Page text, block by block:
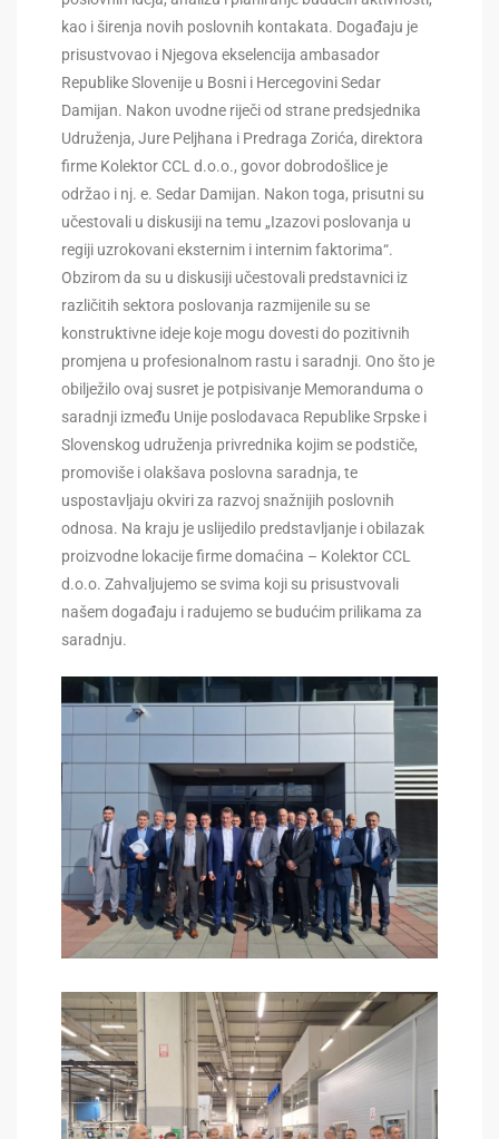
kao i širenja novih poslovnih kontakata. Događaju je
prisustvovao i Njegova ekselencija ambasador
Republike Slovenije u Bosni i Hercegovini Sedar
Damijan. Nakon uvodne riječi od strane predsjednika
Udruženja, Jure Peljhana i Predraga Zorića, direktora
firme Kolektor CCL d.o.o., govor dobrodošlice je
održao i nj. e. Sedar Damijan. Nakon toga, prisutni su
učestovali u diskusiji na temu „Izazovi poslovanja u
regiji uzrokovani eksternim i internim faktorima“.
Obzirom da su u diskusiji učestovali predstavnici iz
različitih sektora poslovanja razmijenile su se
konstruktivne ideje koje mogu dovesti do pozitivnih
promjena u profesionalnom rastu i saradnji. Ono što je
obilježilo ovaj susret je potpisivanje Memoranduma o
saradnji između Unije poslodavaca Republike Srpske i
Slovenskog udruženja privrednika kojim se podstiče,
promoviše i olakšava poslovna saradnja, te
uspostavljaju okviri za razvoj snažnijih poslovnih
odnosa. Na kraju je uslijedilo predstavljanje i obilazak
proizvodne lokacije firme domaćina – Kolektor CCL
d.o.o. Zahvaljujemo se svima koji su prisustvovali
našem događaju i radujemo se budućim prilikama za
saradnju.